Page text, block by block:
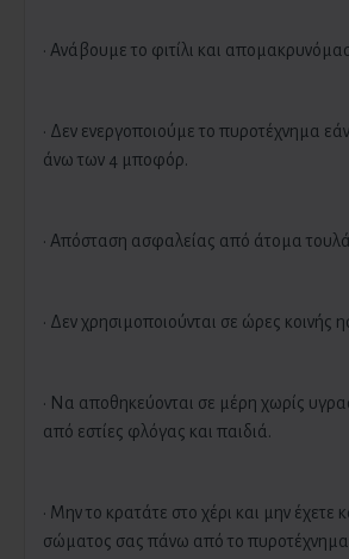
· Ανάβουμε το φιτίλι και
· Δεν ενεργοποιούμε το πυροτέχνημα
άνω των 4 μποφόρ.
· Απόσταση ασφαλείας από άτομα
· Δεν χρησιμοποιούνται σε ώρες κοινής
· Να αποθηκεύονται σε μέρη χωρίς
από εστίες φλόγας και παιδιά.
· Μην το κρατάτε στο χέρι και μην έχετε
σώματος σας πάνω από το πυροτέχνημα